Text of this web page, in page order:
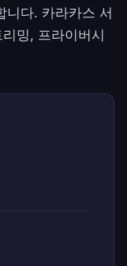
니다. 카라카스 서
밍, 프라이버시